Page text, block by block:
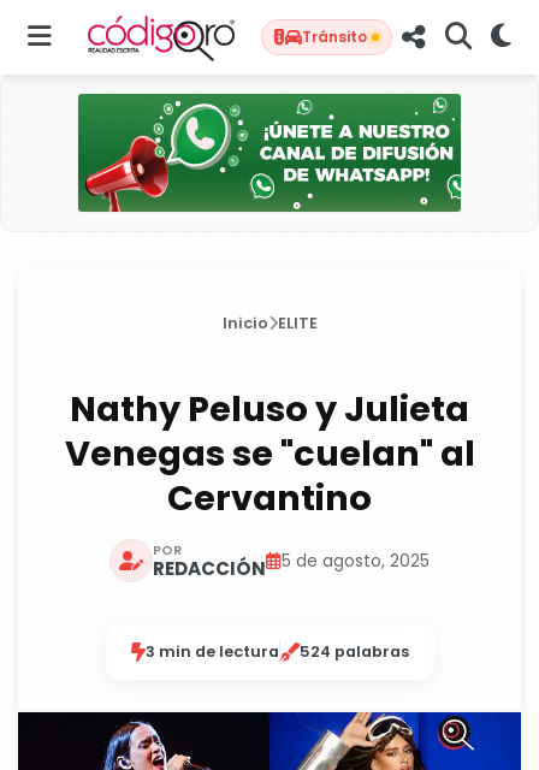
Tránsito
Inicio ELITE
Nathy Peluso y Julieta
Venegas se "cuelan" al
Cervantino
POR
REDACCIÓN 5 de agosto, 2025
3 min de lectura 524 palabras